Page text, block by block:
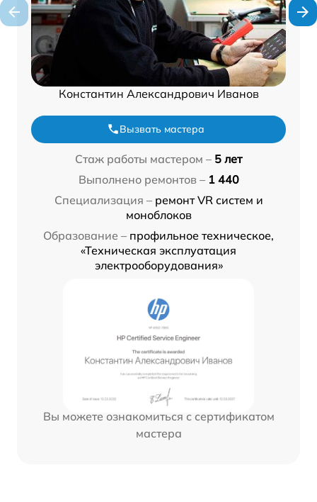
Константин Александрович Иванов
Вызвать мастера
Стаж работы мастером – 5 лет
Выполнено ремонтов – 1 440
Специализация – ремонт VR систем и
моноблоков
Образование – профильное техническое,
«Техническая эксплуатация
электрооборудования»
Вы можете ознакомиться с сертификатом
мастера